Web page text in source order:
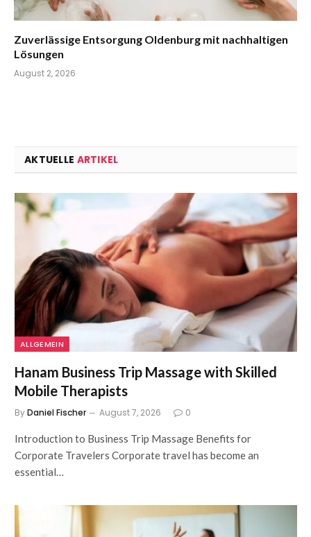
Zuverlässige Entsorgung Oldenburg mit nachhaltigen
Lösungen
August 2, 2026
AKTUELLE ARTIKEL
ALLGEMEIN
Hanam Business Trip Massage with Skilled
Mobile Therapists
ByDaniel Fischer August 7, 2026 0
Introduction to Business Trip Massage Benefits for
Corporate Travelers Corporate travel has become an
essential…